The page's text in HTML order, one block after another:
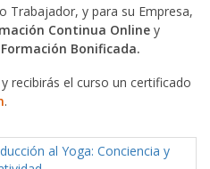
Trabajador, y para su Empresa,
Continua Online y
Formación Bonificada.
recibirás el curso un certificado
.